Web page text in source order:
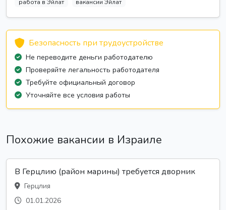
работа в Эйлат
вакансии Эйлат
Безопасность при трудоустройстве
Не переводите деньги работодателю
Проверяйте легальность работодателя
Требуйте официальный договор
Уточняйте все условия работы
Похожие вакансии в Израиле
В Герцлию (район марины) требуется дворник
Герцлия
01.01.2026